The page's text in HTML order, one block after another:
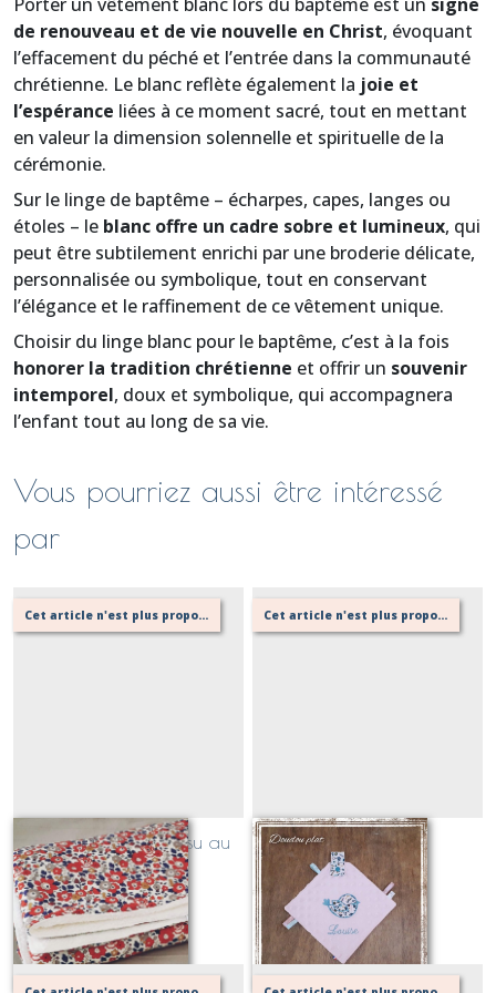
de renouveau et de vie nouvelle en Christ, évoquant
l’effacement du péché et l’entrée dans la communauté
chrétienne. Le blanc reflète également la joie et
l’espérance liées à ce moment sacré, tout en mettant
en valeur la dimension solennelle et spirituelle de la
cérémonie.
Sur le linge de baptême – écharpes, capes, langes ou
étoles – le blanc offre un cadre sobre et lumineux, qui
peut être subtilement enrichi par une broderie délicate,
personnalisée ou symbolique, tout en conservant
l’élégance et le raffinement de ce vêtement unique.
Choisir du linge blanc pour le baptême, c’est à la fois
honorer la tradition chrétienne et offrir un souvenir
intemporel, doux et symbolique, qui accompagnera
l’enfant tout au long de sa vie.
Vous pourriez aussi être intéressé
par
Cet article n'est plus proposé, retournez au menu principal ou contactez moi!
Couverture bébé, tissu au
choix
Sur demande
Cet article n'est plus proposé, retournez au menu principal ou contactez moi!
Doudou plat
Sur demande